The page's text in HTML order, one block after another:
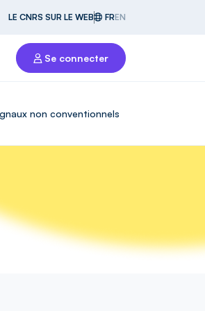
LE CNRS SUR LE WEB FREN
Se connecter
non conventionnels